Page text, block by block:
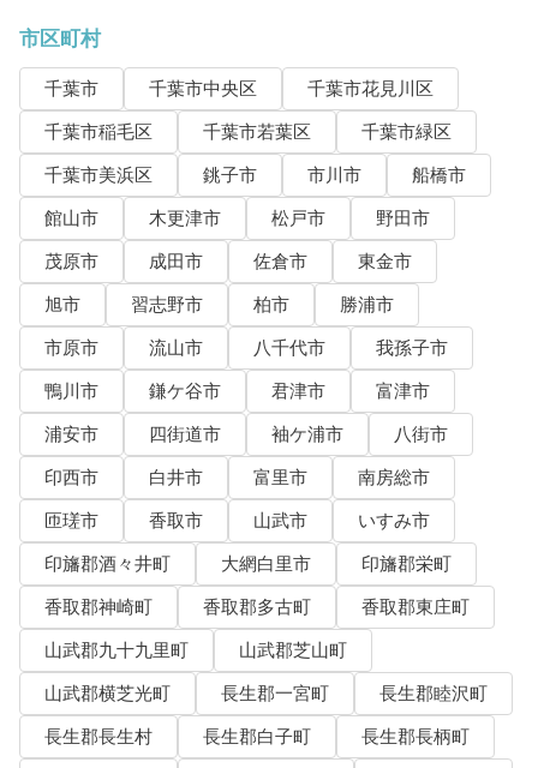
市区町村
千葉市 千葉市中央区
千葉市花見川区
千葉市稲毛区
千葉市若葉区
千葉市緑区
千葉市美浜区
銚子市 市川市
船橋市
館山市
木更津市 松戸市
野田市
茂原市
成田市 佐倉市
東金市
旭市
習志野市 柏市
勝浦市
市原市
流山市 八千代市
我孫子市
鴨川市
鎌ケ谷市 君津市
富津市
浦安市
四街道市 袖ケ浦市
八街市
印西市
白井市 富里市
南房総市
匝瑳市
香取市 山武市
いすみ市
印旛郡酒々井町
大網白里市
印旛郡栄町
香取郡神崎町
香取郡多古町
香取郡東庄町
山武郡九十九里町
山武郡芝山町
山武郡横芝光町
長生郡一宮町
長生郡睦沢町
長生郡長生村
長生郡白子町
長生郡長柄町